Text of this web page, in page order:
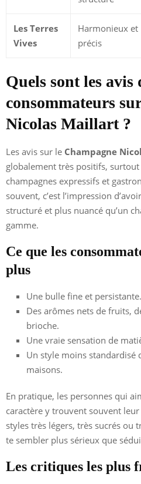
Les Terres
Vives
Harmonieux et
précis
Quels sont les avis
consommateurs
Nicolas Maillart ?
Les avis sur le Champagne
globalement très positifs,
champagnes expressifs et
souvent, c’est l’impression
structuré et plus nuancé qu’un
gamme.
Ce que les
plus
Une bulle fine et persistante.
Des arômes nets de fruits,
brioche.
Une vraie sensation de
Un style moins standardisé
maisons.
En pratique, les personnes qui
caractère y trouvent souvent
styles très légers, très sucrés ou
te sembler plus sérieux que
Les critiques les plus